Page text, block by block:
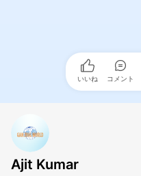
いいね コメント
Ajit Kumar